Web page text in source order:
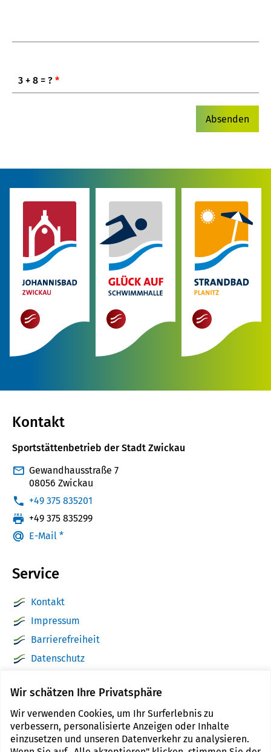
Wir schätzen Ihre Privatsphäre
Wir verwenden Cookies, um Ihr Surferlebnis zu
verbessern, personalisierte Anzeigen oder Inhalte
einzusetzen und unseren Datenverkehr zu analysieren.
3 + 8 = ? *
Absenden
mehr mehr mehr
Kontakt
Sportstättenbetrieb der Stadt Zwickau
Gewandhausstraße 7
08056 Zwickau
:+49 375 835201
:+49 375 835299
E-Mail *
Service
Kontakt
Impressum
Barrierefreiheit
Datenschutz
zwickau.de
Cookie Einstellungen